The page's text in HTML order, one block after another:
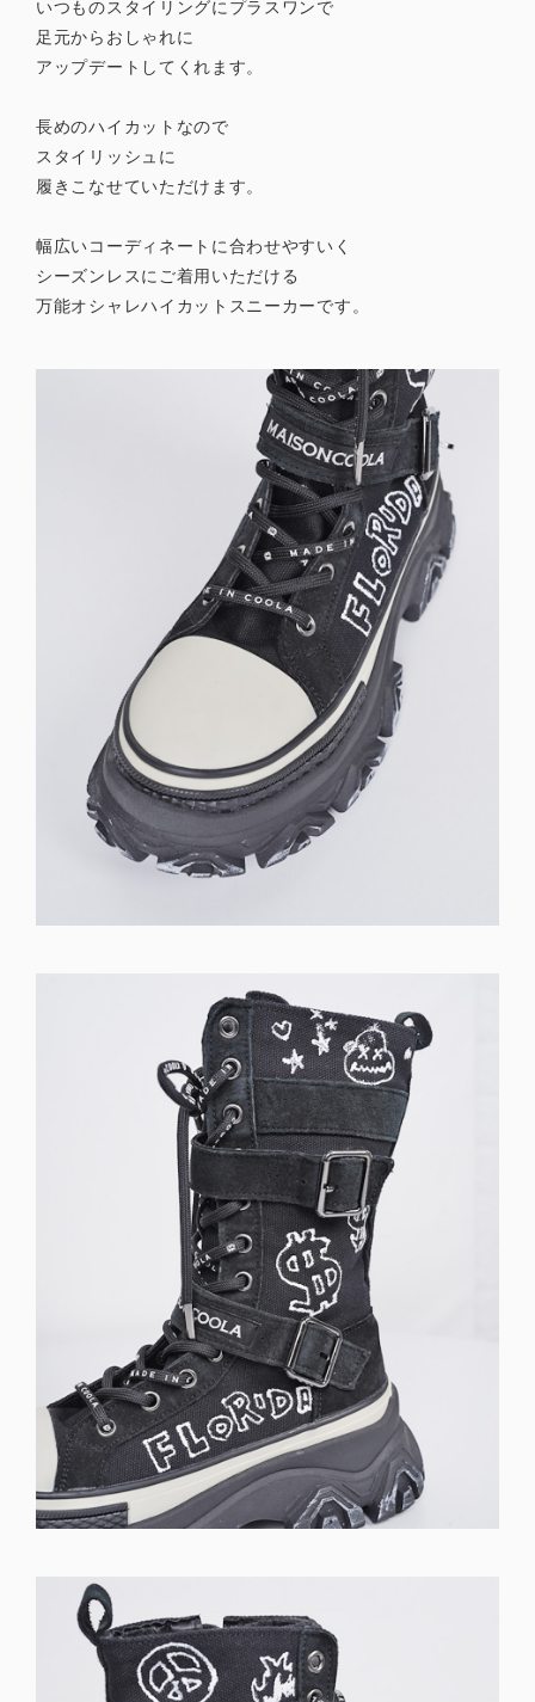
いつものスタイリングにプラスワンで
足元からおしゃれに
アップデートしてくれます。
長めのハイカットなので
スタイリッシュに
履きこなせていただけます。
幅広いコーディネートに合わせやすいく
シーズンレスにご着用いただける
万能オシャレハイカットスニーカーです。